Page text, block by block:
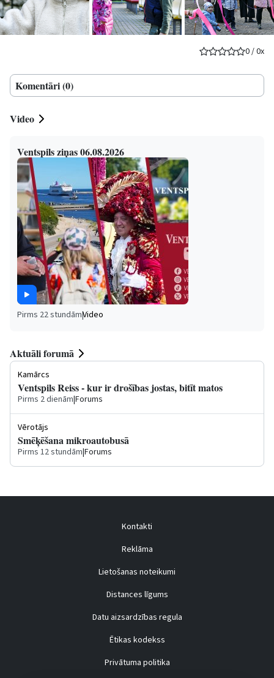
0/0x
Komentāri (0)
Video
Ventspils ziņas 06.08.2026
Pirms 22 stundām|Video
Aktuāli forumā
Kamārcs
Ventspils Reiss - kur ir drošības jostas, bitīt matos
Pirms 2 dienām|Forums
Vērotājs
Smēķēšana mikroautobusā
Pirms 12 stundām|Forums
Kontakti
Reklāma
Lietošanas noteikumi
Distances līgums
Datu aizsardzības regula
Ētikas kodekss
Privātuma politika